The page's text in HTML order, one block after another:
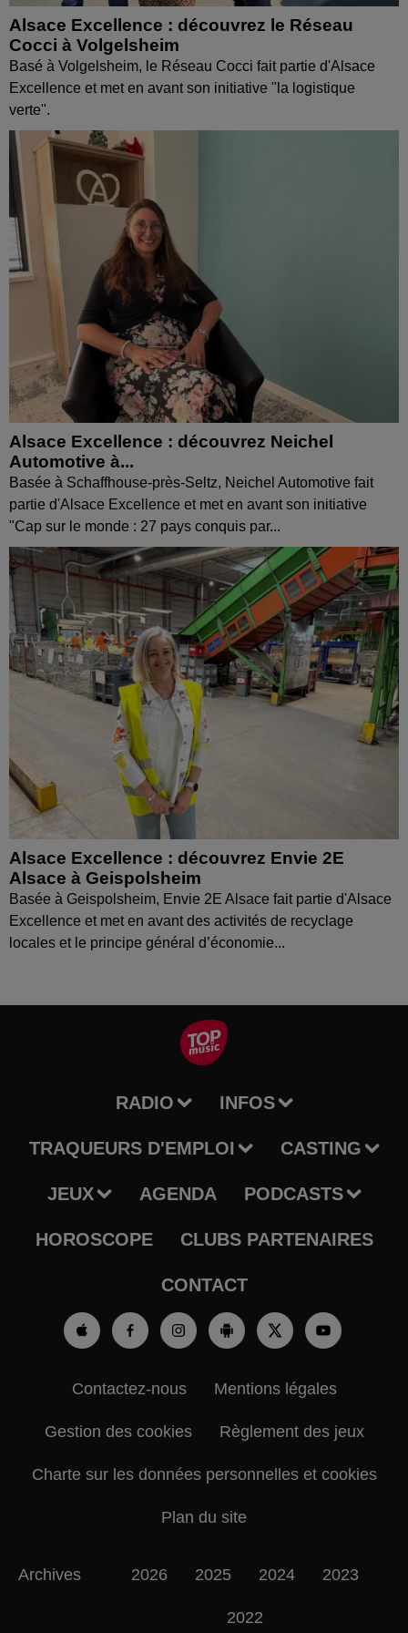
Alsace Excellence : découvrez le Réseau
Cocci à Volgelsheim
Basé à Volgelsheim, le Réseau Cocci fait partie d'Alsace
Excellence et met en avant son initiative "la logistique
verte".
Alsace Excellence : découvrez Neichel
Automotive à...
Basée à Schaffhouse-près-Seltz, Neichel Automotive fait
partie d'Alsace Excellence et met en avant son initiative
"Cap sur le monde : 27 pays conquis par...
Alsace Excellence : découvrez Envie 2E
Alsace à Geispolsheim
Basée à Geispolsheim, Envie 2E Alsace fait partie d'Alsace
Excellence et met en avant des activités de recyclage
locales et le principe général d’économie...
RADIO INFOS
TRAQUEURS D'EMPLOI CASTING
JEUX AGENDA PODCASTS
HOROSCOPE CLUBS PARTENAIRES
CONTACT
Contactez-nous Mentions légales
Gestion des cookies Règlement des jeux
Charte sur les données personnelles et cookies
Plan du site
Archives 2026 2025 2024 2023
2022